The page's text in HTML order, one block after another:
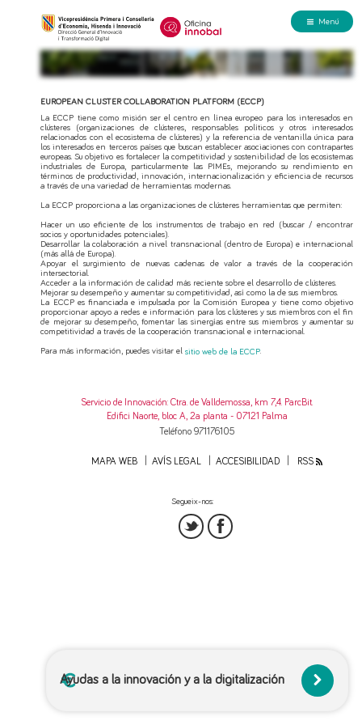
Menú
EUROPEAN CLUSTER COLLABORATION PLATFORM (ECCP)
La ECCP tiene como misión ser el centro en línea europeo para los interesados en
clústeres (organizaciones de clústeres, responsables políticos y otros interesados
relacionados con el ecosistema de clústeres) y la referencia de ventanilla única para
los interesados en terceros países que buscan establecer asociaciones con contrapartes
europeas. Su objetivo es fortalecer la competitividad y sostenibilidad de los ecosistemas
industriales de Europa, particularmente las PIMEs, mejorando su rendimiento en
términos de productividad, innovación, internacionalización y eficiencia de recursos
a través de una variedad de herramientas modernas.
La ECCP proporciona a las organizaciones de clústeres herramientas que permiten:
Hacer un uso eficiente de los instrumentos de trabajo en red (buscar / encontrar
socios y oportunidades potenciales).
Desarrollar la colaboración a nivel transnacional (dentro de Europa) e internacional
(más allá de Europa).
Apoyar el surgimiento de nuevas cadenas de valor a través de la cooperación
intersectorial.
Acceder a la información de calidad más reciente sobre el desarrollo de clústeres.
Mejorar su desempeño y aumentar su competitividad, así como la de sus miembros.
La ECCP es financiada e impulsada por la Comisión Europea y tiene como objetivo
proporcionar apoyo a redes e información para los clústeres y sus miembros con el fin
de mejorar su desempeño, fomentar las sinergías entre sus miembros y aumentar su
competitividad a través de la cooperación transnacional e internacional.
Para más información, puedes visitar elsitio web de la ECCP.
Ayudas a la innovación y a la digitalización
Servicio de Innovación: Ctra. de Valldemossa, km 7,4. ParcBit.
Edifici Naorte, bloc A, 2a planta - 07121 Palma
Teléfono 971176105
MAPA WEB AVÍS LEGAL ACCESIBILIDAD RSS
Segueix-nos: